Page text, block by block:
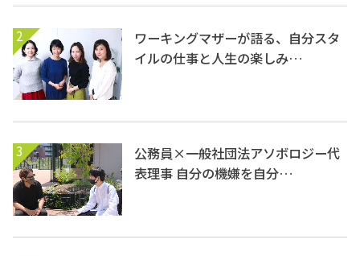
2
ワーキングマザーが語る、自分スタ
イルの仕事と人生の楽しみ…
3
公務員×一般社団法アソボロジー代
表理事 自分の機嫌を自分…